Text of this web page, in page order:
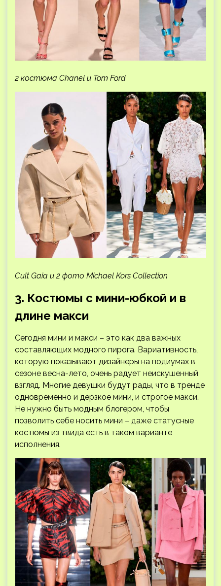
2 костюма Chanel и Tom Ford
Cult Gaia и 2 фото Michael Kors Collection
3. Костюмы с мини-юбкой и в
длине макси
Сегодня мини и макси – это как два важных
составляющих модного пирога. Вариативность,
которую показывают дизайнеры на подиумах в
сезоне весна-лето, очень радует неискушенный
взгляд. Многие девушки будут рады, что в тренде
одновременно и дерзкое мини, и строгое макси.
Не нужно быть модным блогером, чтобы
позволить себе носить мини – даже статусные
костюмы из твида есть в таком варианте
исполнения.